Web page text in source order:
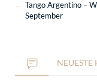
Tango Argentino –
September